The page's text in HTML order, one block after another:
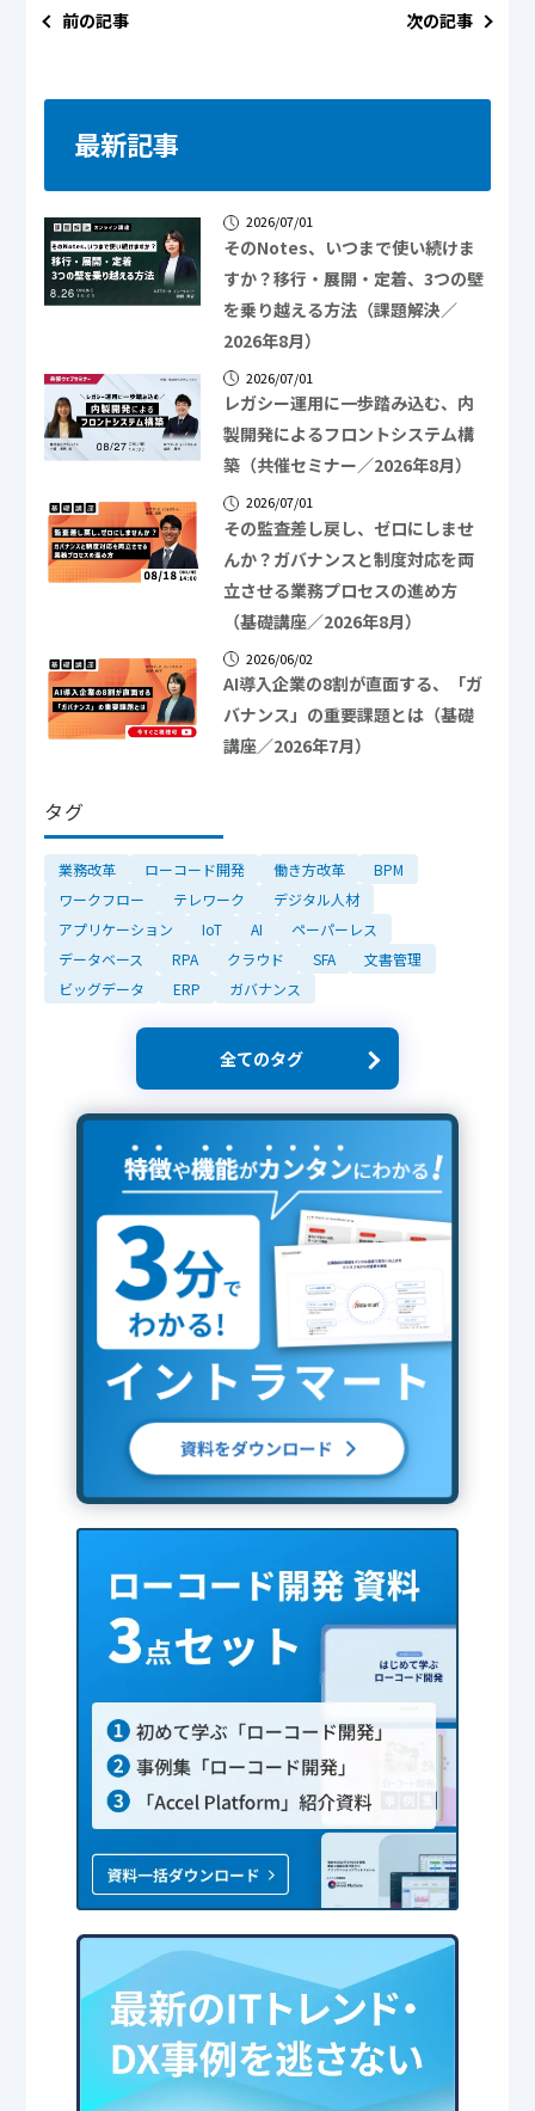
前の記事 次の記事
最新記事
2026/07/01
そのNotes、いつまで使い続けま
すか？移行・展開・定着、3つの壁
を乗り越える方法（課題解決／
2026年8月）
2026/07/01
レガシー運用に一歩踏み込む、内
製開発によるフロントシステム構
築（共催セミナー／2026年8月）
2026/07/01
その監査差し戻し、ゼロにしませ
んか？ガバナンスと制度対応を両
立させる業務プロセスの進め方
（基礎講座／2026年8月）
2026/06/02
AI導入企業の8割が直面する、「ガ
バナンス」の重要課題とは（基礎
講座／2026年7月）
タグ
業務改革 ローコード開発 働き方改革
BPM
ワークフロー
テレワーク
デジタル人材
アプリケーション
IoT AI
ペーパーレス
データベース
RPA クラウド SFA
文書管理
ビッグデータ
ERP ガバナンス
全てのタグ